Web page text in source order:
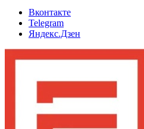
Вконтакте
Telegram
Яндекс.Дзен